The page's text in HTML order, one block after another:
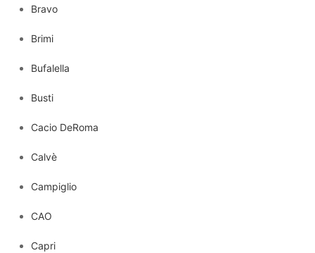
Bravo
Brimi
Bufalella
Busti
Cacio DeRoma
Calvè
Campiglio
CAO
Capri